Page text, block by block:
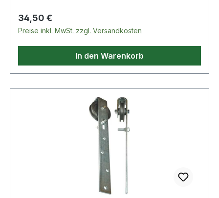
Regulärer Preis:
34,50 €
Preise inkl. MwSt. zzgl. Versandkosten
In den Warenkorb